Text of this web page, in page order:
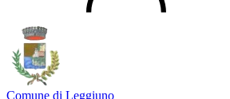
Comune di Leggiuno